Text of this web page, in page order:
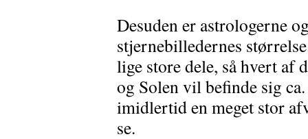
Desuden er astrologerne
stjernebilledernes
lige store dele, så hvert af
og Solen vil befinde sig
imidlertid en meget stor
se.